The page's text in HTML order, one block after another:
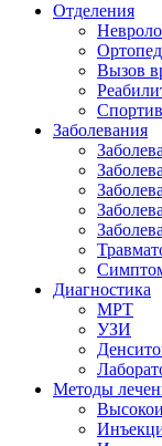
Отделения
Вызов
Заболевания
Диагностика
МРТ
УЗИ
Методы